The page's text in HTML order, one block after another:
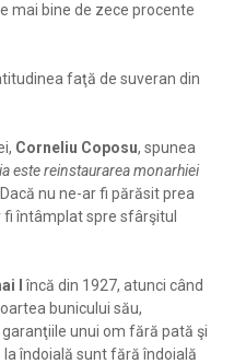
mai bine de zece procente
faţă de suveran din
Corneliu Coposu, spunea
este reinstaurarea monarhiei
nu ne-ar fi părăsit prea
întâmplat spre sfârşitul
I
încă din 1927, atunci când
bunicului său,
garanţiile unui om fără pată şi
îndoială sunt fără îndoială